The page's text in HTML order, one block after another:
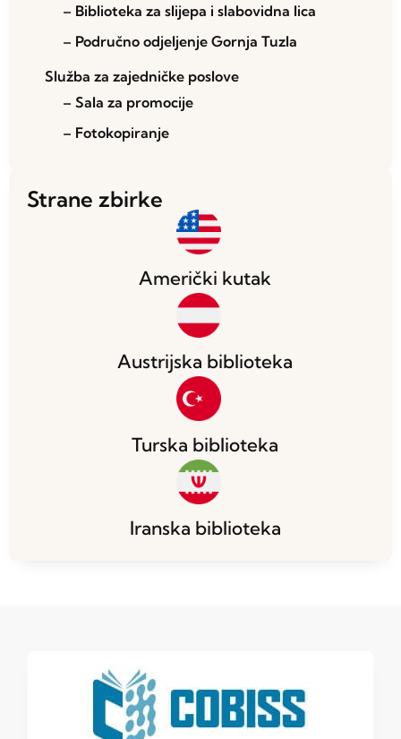
– Biblioteka za slijepa i slabovidna lica
– Područno odjeljenje Gornja Tuzla
Služba za zajedničke poslove
– Sala za promocije
– Fotokopiranje
Strane zbirke
Američki kutak
Austrijska biblioteka
Turska biblioteka
Iranska biblioteka